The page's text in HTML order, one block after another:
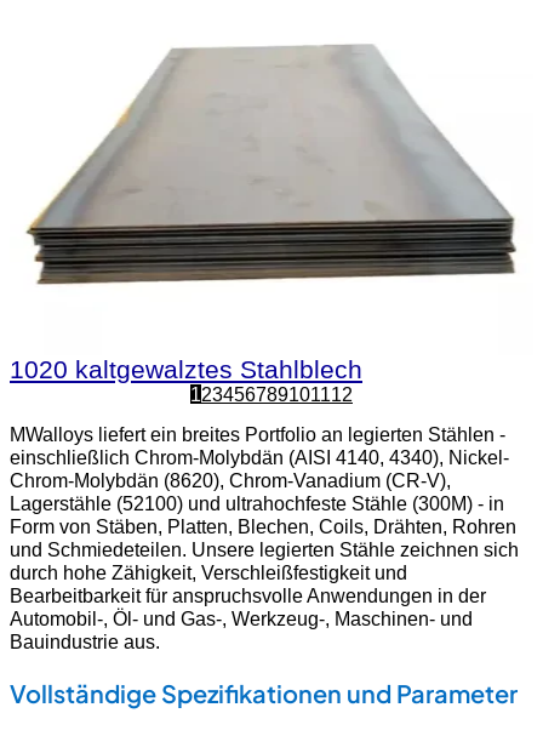
1020 kaltgewalztes Stahlblech
123456789101112
MWalloys liefert ein breites Portfolio an legierten Stählen -
einschließlich Chrom-Molybdän (AISI 4140, 4340), Nickel-
Chrom-Molybdän (8620), Chrom-Vanadium (CR-V),
Lagerstähle (52100) und ultrahochfeste Stähle (300M) - in
Form von Stäben, Platten, Blechen, Coils, Drähten, Rohren
und Schmiedeteilen. Unsere legierten Stähle zeichnen sich
durch hohe Zähigkeit, Verschleißfestigkeit und
Bearbeitbarkeit für anspruchsvolle Anwendungen in der
Automobil-, Öl- und Gas-, Werkzeug-, Maschinen- und
Bauindustrie aus.
Vollständige Spezifikationen und Parameter